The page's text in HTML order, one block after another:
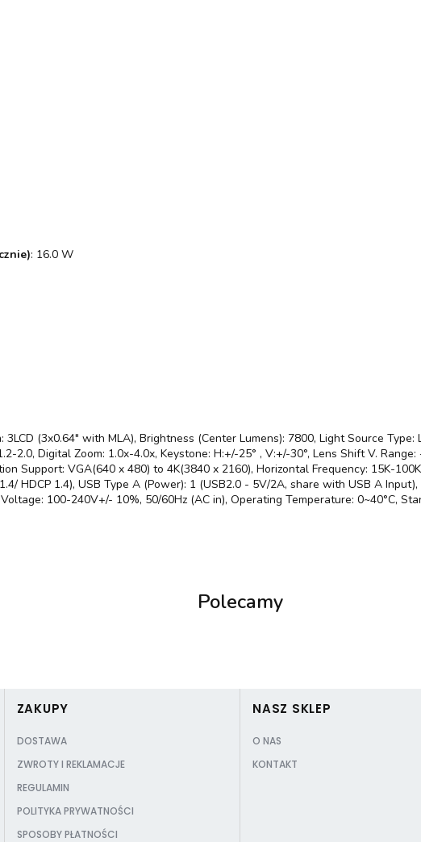
: 16.0 W
3LCD (3x0.64" with MLA), Brightness (Center Lumens): 7800, Light Source Type:
2.0, Digital Zoom: 1.0x-4.0x, Keystone: H:+/-25° , V:+/-30°, Lens Shift V.
Support: VGA(640 x 480) to 4K(3840 x 2160), Horizontal Frequency: 15K-
HDCP 1.4), USB Type A (Power): 1 (USB2.0 - 5V/2A, share with USB A
100-240V+/- 10%, 50/60Hz (AC in), Operating Temperature: 0~40°C,
Polecamy
ZAKUPY
DOSTAWA
ZWROTY I REKLAMACJE
REGULAMIN
POLITYKA PRYWATNOŚCI
SPOSOBY PŁATNOŚCI
NASZ SKLEP
O NAS
KONTAKT